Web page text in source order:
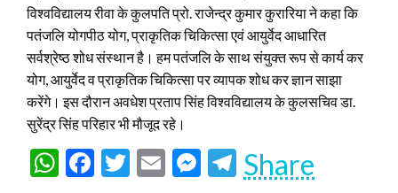
विश्वविद्यालय रीवा के कुलपति प्रो. राजेन्द्र कुमार कुरारिया ने कहा कि
पतंजलि योगपीठ योग, प्राकृतिक चिकित्सा एवं आयुर्वेद आधारित
सर्वश्रेष्ठ शोध संस्थान है। हम पतंजलि के साथ संयुक्त रूप से कार्य कर
योग, आयुर्वेद व प्राकृतिक चिकित्सा पर व्यापक शोध कर ज्ञान साझा
करेंगे। इस दौरान अवधेश प्रताप सिंह विश्वविद्यालय के कुलसचिव डा.
सुरेंद्र सिंह परिहार भी मौजूद रहे।
WhatsApp
Facebook
Twitter
EmailMessenger
Telegram
Share